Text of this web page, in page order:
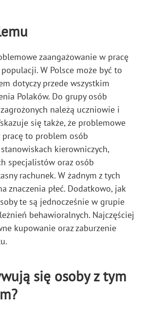
zaangażowanie w pracę
W Polsce może być to
dotyczy przede wszystkim
Polaków. Do grupy osób
należą uczniowie i
się także, że problemowe
to problem osób
kierowniczych,
specjalistów oraz osób
rachunek. W żadnym z tych
znaczenia płeć. Dodatkowo, jak
te są jednocześnie w grupie
behawioralnych. Najczęściej
kupowanie oraz zaburzenie
się osoby z tym